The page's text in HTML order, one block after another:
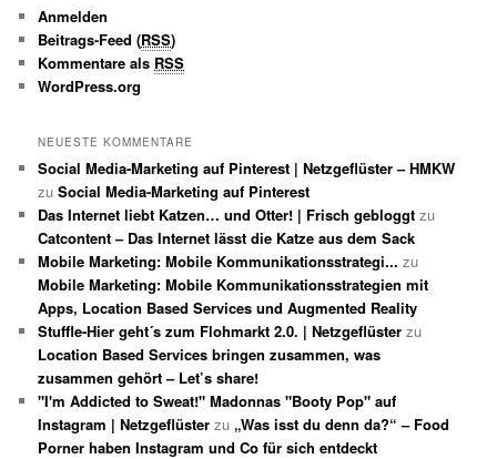
Anmelden
Beitrags-Feed (RSS)
Kommentare als RSS
WordPress.org
NEUESTE KOMMENTARE
Social Media-Marketing auf Pinterest | Netzgeflüster – HMKW
zuSocial Media-Marketing auf Pinterest
Das Internet liebt Katzen… und Otter! | Frisch gebloggt zu
Catcontent – Das Internet lässt die Katze aus dem Sack
Mobile Marketing: Mobile Kommunikationsstrategi... zu
Mobile Marketing: Mobile Kommunikationsstrategien mit
Apps, Location Based Services und Augmented Reality
Stuffle-Hier geht´s zum Flohmarkt 2.0. | Netzgeflüster zu
Location Based Services bringen zusammen, was
zusammen gehört – Let’s share!
"I'm Addicted to Sweat!" Madonnas "Booty Pop" auf
Instagram | Netzgeflüster zu „Was isst du denn da?“ – Food
Porner haben Instagram und Co für sich entdeckt